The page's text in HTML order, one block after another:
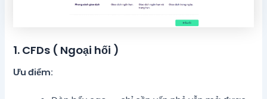
1. CFDs ( Ngoại hối )
Ưu điểm: